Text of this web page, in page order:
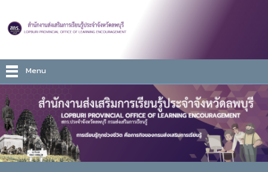
Menu